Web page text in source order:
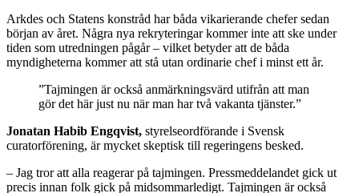
Arkdes och Statens konstråd har båda vikarierande chefer sedan
början av året. Några nya rekryteringar kommer inte att ske under
tiden som utredningen pågår – vilket betyder att de båda
myndigheterna kommer att stå utan ordinarie chef i minst ett år.
”Tajmingen är också anmärkningsvärd utifrån att man
gör det här just nu när man har två vakanta tjänster.”
Jonatan Habib Engqvist, styrelseordförande i Svensk
curatorförening, är mycket skeptisk till regeringens besked.
– Jag tror att alla reagerar på tajmingen. Pressmeddelandet gick ut
precis innan folk gick på midsommarledigt. Tajmingen är också